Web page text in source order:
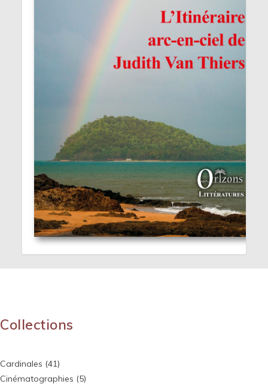
Collections
Cardinales (41)
Cinématographies (5)